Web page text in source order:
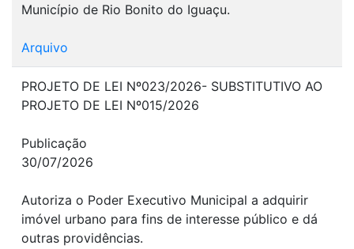
Município de Rio Bonito do Iguaçu.
Arquivo
PROJETO DE LEI Nº023/2026- SUBSTITUTIVO AO
PROJETO DE LEI Nº015/2026
Publicação
30/07/2026
Autoriza o Poder Executivo Municipal a adquirir
imóvel urbano para fins de interesse público e dá
outras providências.